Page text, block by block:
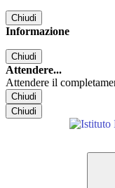
Chiudi
Informazione
Chiudi
Attendere...
Attendere il
Chiudi
Chiudi